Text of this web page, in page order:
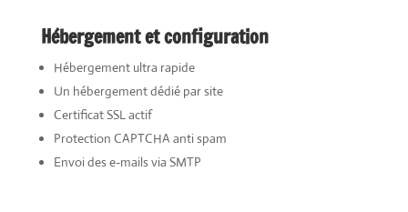
Hébergement et configuration
Hébergement ultra rapide
Un hébergement dédié par site
Certificat SSL actif
Protection CAPTCHA anti spam
Envoi des e-mails via SMTP